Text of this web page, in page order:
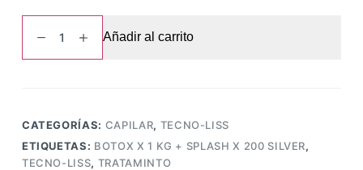
BOTOX
x
+
SPLASH
x
Añadir al carrito
CATEGORÍAS: CAPILAR, TECNO-LISS
ETIQUETAS: BOTOX X 1 KG + SPLASH X 200 SILVER,
TECNO-LISS, TRATAMINTO